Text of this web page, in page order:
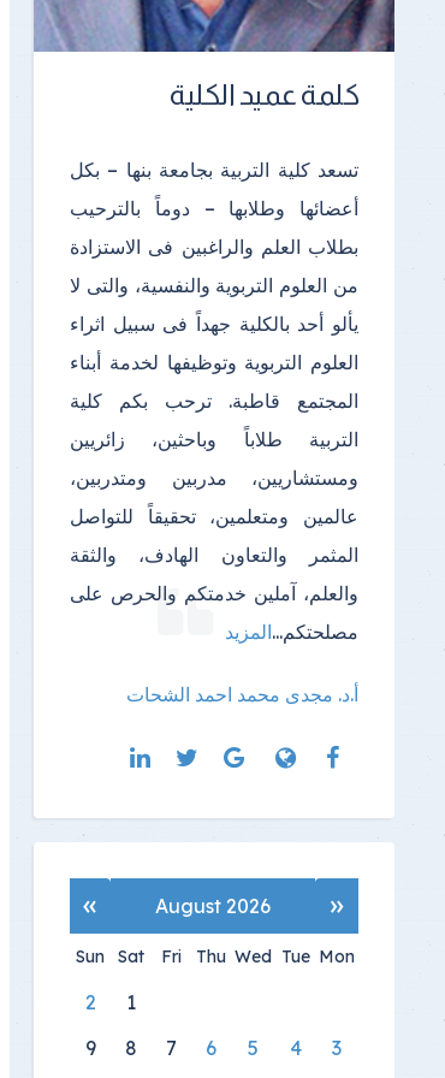
كلمة عميد الكلية
تسعد كلية التربية بجامعة بنها – بكل
أعضائها وطلابها – دوماً بالترحيب
بطلاب العلم والراغبين فى الاستزادة
من العلوم التربوية والنفسية، والتى لا
يألو أحد بالكلية جهداً فى سبيل اثراء
العلوم التربوية وتوظيفها لخدمة أبناء
المجتمع قاطبة. ترحب بكم كلية
التربية طلاباً وباحثين، زائريين
ومستشاريين، مدربين ومتدربين،
عالمين ومتعلمين، تحقيقاً للتواصل
المثمر والتعاون الهادف، والثقة
والعلم، آملين خدمتكم والحرص على
مصلحتكم...المزيد
أ.د. مجدى محمد احمد الشحات
«
August 2026
»
Mon
Tue
Wed
Thu
Fri
Sat
Sun
1
2
3
4
5
6
7
8
9